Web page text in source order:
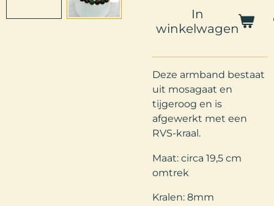
In
winkelwagen
Deze armband bestaat
uit mosagaat en
tijgeroog en is
afgewerkt met een
RVS-kraal.
Maat: circa 19,5 cm
omtrek
Kralen: 8mm